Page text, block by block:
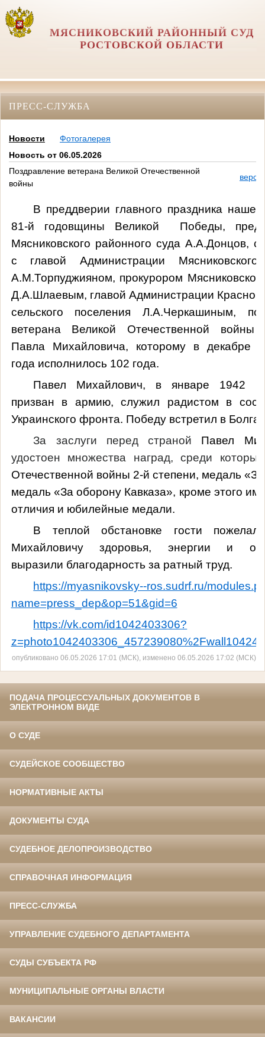
МЯСНИКОВСКИЙ РАЙОННЫЙ СУД
РОСТОВСКОЙ ОБЛАСТИ
ПРЕСС-СЛУЖБА
Новости
Фотогалерея
Новость от 06.05.2026
Поздравление ветерана Великой Отечественной
войны
В преддверии главного праздника
81-й годовщины Великой Победы,
Мясниковского районного суда А.А.Донцов,
с главой Администрации
А.М.Торпуджияном, прокурором
Д.А.Шлаевым, главой Администрации
сельского поселения Л.А.Черкашиным,
ветерана Великой Отечественной войны
Павла Михайловича, которому в декабре
года исполнилось 102 года.
Павел Михайлович, в январе 1942
призван в армию, служил радистом в
Украинского фронта. Победу встретил в
За заслуги перед страной Павел
удостоен множества наград, среди
Отечественной войны 2-й степени, медаль «За
медаль «За оборону Кавказа», кроме этого
отличия и юбилейные медали.
В теплой обстановке гости
Михайловичу здоровья, энергии и
выразили благодарность за ратный труд.
https://myasnikovsky--ros.sudrf.ru/
name=press_dep&op=51&gid=6
https://vk.com/id1042403306?
опубликовано 06.05.2026 17:01 (МСК), изменено 06.05.2026 17:02 (МСК)
ПОДАЧА ПРОЦЕССУАЛЬНЫХ ДОКУМЕНТОВ В
ЭЛЕКТРОННОМ ВИДЕ
О СУДЕ
СУДЕЙСКОЕ СООБЩЕСТВО
НОРМАТИВНЫЕ АКТЫ
ДОКУМЕНТЫ СУДА
СУДЕБНОЕ ДЕЛОПРОИЗВОДСТВО
СПРАВОЧНАЯ ИНФОРМАЦИЯ
ПРЕСС-СЛУЖБА
УПРАВЛЕНИЕ СУДЕБНОГО ДЕПАРТАМЕНТА
СУДЫ СУБЪЕКТА РФ
МУНИЦИПАЛЬНЫЕ ОРГАНЫ ВЛАСТИ
ВАКАНСИИ